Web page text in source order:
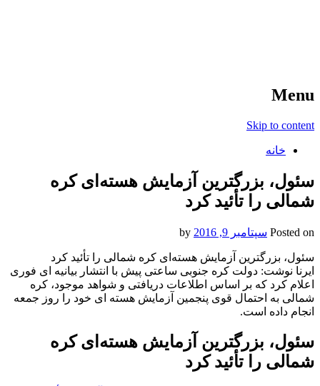
Menu
Skip to content
خانه
سئول، بزرگترین آزمایش هسته‌ای کره
شمالی را تأئید کرد
Posted on سپتامبر 9, 2016
سئول، بزرگترین آزمایش هسته‌ای کره شمالی را تأئید کرد
ایرنا نوشت: دولت کره جنوبی ساعتی پیش با انتشار بیانیه ای فوری
اعلام کرد که بر اساس اطلاعات دریافتی و شواهد موجود، کره
شمالی به احتمال قوی پنجمین آزمایش هسته ای خود را روز جمعه
انجام داده است.
سئول، بزرگترین آزمایش هسته‌ای کره
شمالی را تأئید کرد